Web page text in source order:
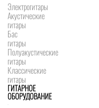
Электрогитары
Акустические
гитары
Бас
гитары
Полуакустические
гитары
Классические
гитары
ГИТАРНОЕ
ОБОРУДОВАНИЕ